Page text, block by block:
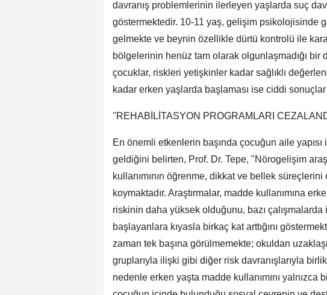
davranış problemlerinin ilerleyen yaşlarda suç
göstermektedir. 10-11 yaş, gelişim psikolojisinde
gelmekte ve beynin özellikle dürtü kontrolü ile
bölgelerinin henüz tam olarak olgunlaşmadığı
çocuklar, riskleri yetişkinler kadar sağlıklı
kadar erken yaşlarda başlaması ise ciddi
''REHABİLİTASYON PROGRAMLARI
En önemli etkenlerin başında çocuğun aile
geldiğini belirten, Prof. Dr. Tepe, "Nörogelişim
kullanımının öğrenme, dikkat ve bellek
koymaktadır. Araştırmalar, madde kullanımına
riskinin daha yüksek olduğunu, bazı
başlayanlara kıyasla birkaç kat arttığını
zaman tek başına görülmemekte; okuldan
gruplarıyla ilişki gibi diğer risk davranışlarıyla
nedenle erken yaşta madde kullanımını yalnızca